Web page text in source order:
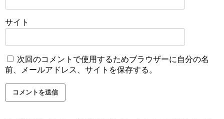
サイト
次回のコメントで使用するためブラウザーに自分の名
前、メールアドレス、サイトを保存する。